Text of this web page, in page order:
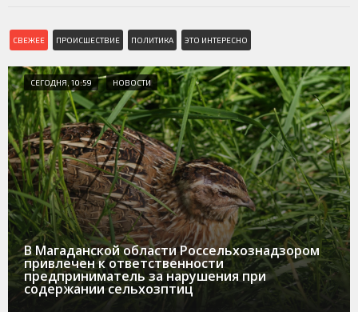
СВЕЖЕЕ ПРОИСШЕСТВИЕ ПОЛИТИКА ЭТО ИНТЕРЕСНО
СЕГОДНЯ, 10:59 НОВОСТИ
В Магаданской области Россельхознадзором
привлечен к ответственности
предприниматель за нарушения при
содержании сельхозптиц